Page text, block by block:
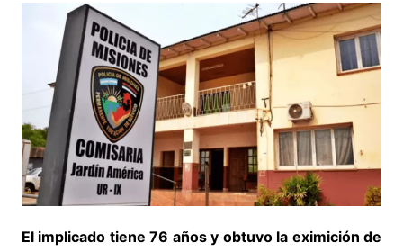
El implicado tiene 76 años y obtuvo la eximición de